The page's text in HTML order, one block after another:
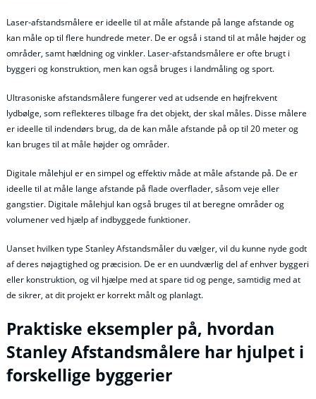
Laser-afstandsmålere er ideelle til at måle afstande på lange afstande og
kan måle op til flere hundrede meter. De er også i stand til at måle højder og
områder, samt hældning og vinkler. Laser-afstandsmålere er ofte brugt i
byggeri og konstruktion, men kan også bruges i landmåling og sport.
Ultrasoniske afstandsmålere fungerer ved at udsende en højfrekvent
lydbølge, som reflekteres tilbage fra det objekt, der skal måles. Disse målere
er ideelle til indendørs brug, da de kan måle afstande på op til 20 meter og
kan bruges til at måle højder og områder.
Digitale målehjul er en simpel og effektiv måde at måle afstande på. De er
ideelle til at måle lange afstande på flade overflader, såsom veje eller
gangstier. Digitale målehjul kan også bruges til at beregne områder og
volumener ved hjælp af indbyggede funktioner.
Uanset hvilken type Stanley Afstandsmåler du vælger, vil du kunne nyde godt
af deres nøjagtighed og præcision. De er en uundværlig del af enhver byggeri
eller konstruktion, og vil hjælpe med at spare tid og penge, samtidig med at
de sikrer, at dit projekt er korrekt målt og planlagt.
Praktiske eksempler på, hvordan
Stanley Afstandsmålere har hjulpet i
forskellige byggerier